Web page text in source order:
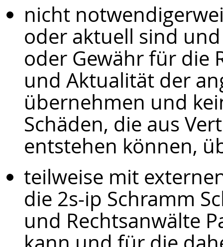
nicht
oder aktuell sind
oder Gewähr für die
und Aktualität der
übernehmen und
Schäden, die aus
entstehen können,
teilweise mit
die 2s-ip Schramm
und Rechtsanwälte